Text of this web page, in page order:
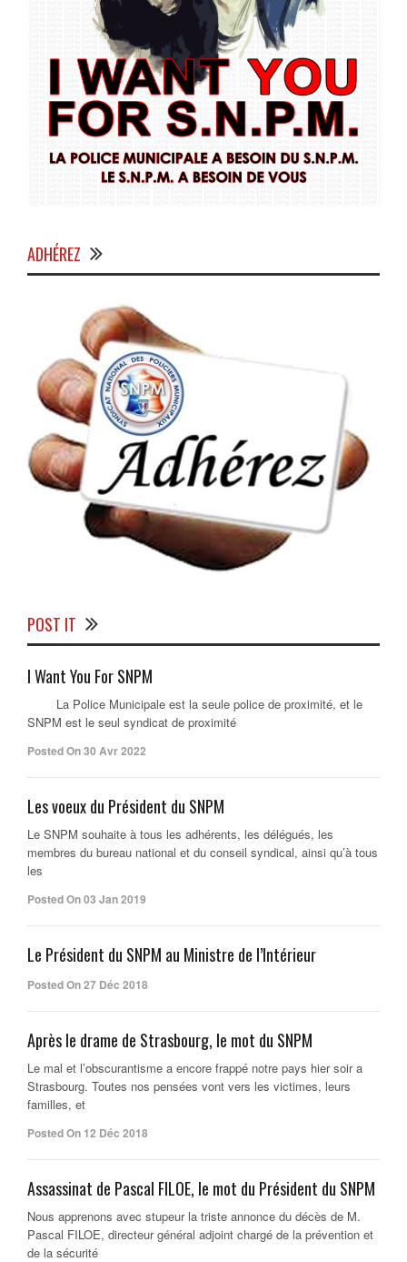
ADHÉREZ
POST IT
I Want You For SNPM
La Police Municipale est la seule police de proximité, et le
SNPM est le seul syndicat de proximité
Posted On 30 Avr 2022
Les voeux du Président du SNPM
Le SNPM souhaite à tous les adhérents, les délégués, les
membres du bureau national et du conseil syndical, ainsi qu’à tous
les
Posted On 03 Jan 2019
Le Président du SNPM au Ministre de l’Intérieur
Posted On 27 Déc 2018
Après le drame de Strasbourg, le mot du SNPM
Le mal et l’obscurantisme a encore frappé notre pays hier soir a
Strasbourg. Toutes nos pensées vont vers les victimes, leurs
familles, et
Posted On 12 Déc 2018
Assassinat de Pascal FILOE, le mot du Président du SNPM
Nous apprenons avec stupeur la triste annonce du décès de M.
Pascal FILOE, directeur général adjoint chargé de la prévention et
de la sécurité